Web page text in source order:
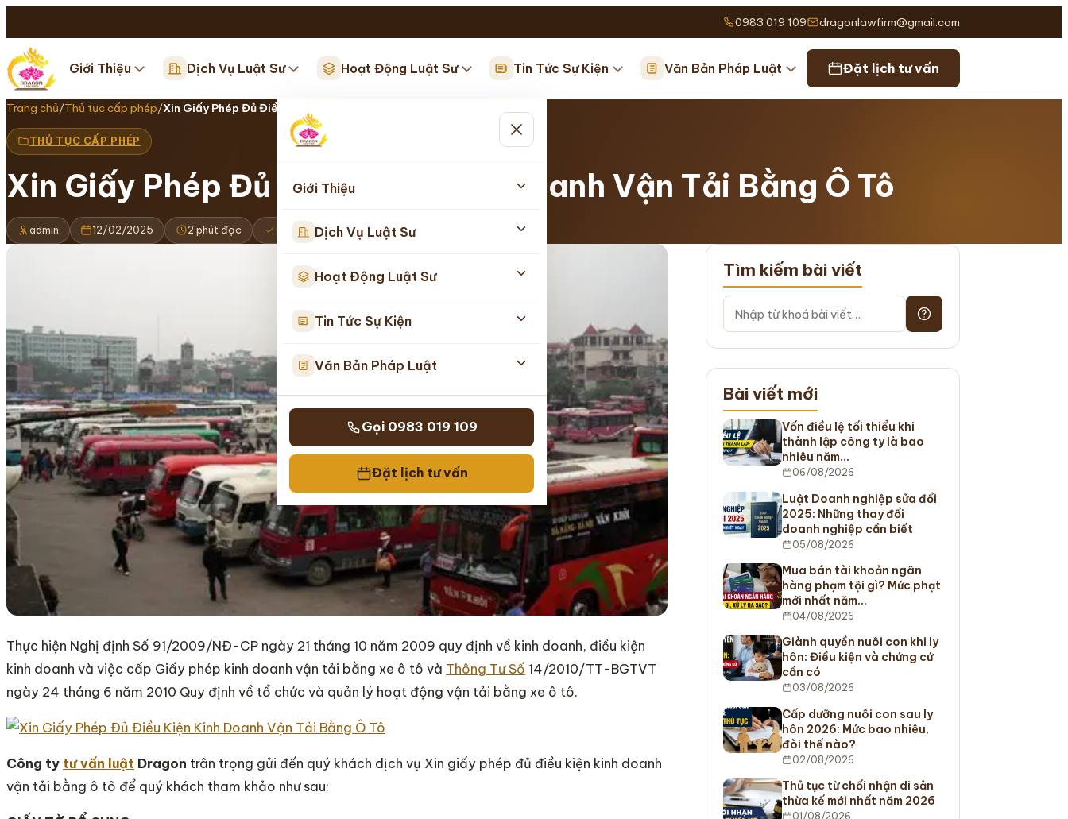
0983 019 109 dragonlawfirm@gmail.com
Giới Thiệu Dịch Vụ Luật Sư Hoạt Động Luật Sư Tin Tức Sự Kiện Văn Bản Pháp Luật Đặt lịch tư vấn
Giới Thiệu
Dịch Vụ Luật Sư
Hoạt Động Luật Sư
Tin Tức Sự Kiện
Văn Bản Pháp Luật
Gọi 0983 019 109
Đặt lịch tư vấn
Trang chủ/Thủ tục cấp phép/Xin Giấy Phép Đủ Điều Kiện Kinh Doanh Vận…
THỦ TỤC CẤP PHÉP
Xin Giấy Phép Đủ Điều Kiện Kinh Doanh Vận Tải Bằng Ô Tô
admin 12/02/2025 2 phút đọc Cập nhật 16/05/2026
Thực hiện Nghị định Số 91/2009/NĐ-CP ngày 21 tháng 10 năm 2009 quy định về kinh doanh, điều kiện
kinh doanh và việc cấp Giấy phép kinh doanh vận tải bằng xe ô tô và Thông Tư Số 14/2010/TT-BGTVT
ngày 24 tháng 6 năm 2010 Quy định về tổ chức và quản lý hoạt động vận tải bằng xe ô tô.
Công ty tư vấn luật Dragon trân trọng gửi đến quý khách dịch vụ Xin giấy phép đủ điều kiện kinh doanh
vận tải bằng ô tô để quý khách tham khảo như sau:
Tìm kiếm bài viết
Bài viết mới
Vốn điều lệ tối thiểu khi
thành lập công ty là bao
nhiêu năm…
06/08/2026
Luật Doanh nghiệp sửa đổi
2025: Những thay đổi
doanh nghiệp cần biết
05/08/2026
Mua bán tài khoản ngân
hàng phạm tội gì? Mức phạt
mới nhất năm…
04/08/2026
Giành quyền nuôi con khi ly
hôn: Điều kiện và chứng cứ
cần có
03/08/2026
Cấp dưỡng nuôi con sau ly
hôn 2026: Mức bao nhiêu,
đòi thế nào?
02/08/2026
Thủ tục từ chối nhận di sản
thừa kế mới nhất năm 2026
01/08/2026